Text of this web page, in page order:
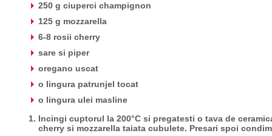
250 g ciuperci champignon
125 g mozzarella
6-8 rosii cherry
sare si piper
oregano uscat
o lingura patrunjel tocat
o lingura ulei masline
Incingi cuptorul la 200°C si pregatesti o tava de
cherry si mozzarella taiata cubulete. Presari spoi